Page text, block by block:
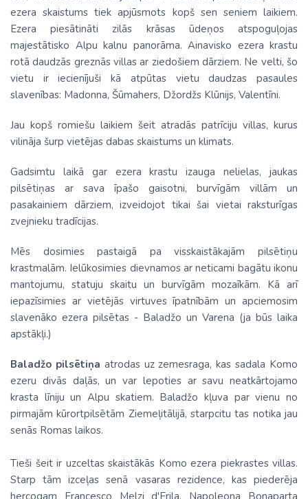
ezera skaistums tiek apjūsmots kopš sen seniem laikiem.
Ezera piesātināti zilās krāsas ūdeņos atspoguļojas
majestātisko Alpu kalnu panorāma. Ainavisko ezera krastu
rotā daudzās greznās villas ar ziedošiem dārziem. Ne velti, šo
vietu ir iecienījuši kā atpūtas vietu daudzas pasaules
slavenības: Madonna, Šūmahers, Džordžs Klūnijs, Valentīni.
Jau kopš romiešu laikiem šeit atradās patrīciju villas, kurus
vilināja šurp vietējas dabas skaistums un klimats.
Gadsimtu laikā gar ezera krastu izauga nelielas, jaukas
pilsētiņas ar sava īpašo gaisotni, burvīgām villām un
pasakainiem dārziem, izveidojot tikai šai vietai raksturīgas
zvejnieku tradīcijas.
Mēs dosimies pastaigā pa visskaistākajām pilsētiņu
krastmalām. Ielūkosimies dievnamos ar neticami bagātu ikonu
mantojumu, statuju skaitu un burvīgām mozaīkām. Kā arī
iepazīsimies ar vietējās virtuves īpatnībām un apciemosim
slavenāko ezera pilsētas - Baladžo un Varena (ja būs laika
apstākļi.)
Baladžo pilsētiņa atrodas uz zemesraga, kas sadala Komo
ezeru divās daļās, un var lepoties ar savu neatkārtojamo
krasta līniju un Alpu skatiem. Baladžo kļuva par vienu no
pirmajām kūrortpilsētām Ziemeļitālijā, starpcitu tas notika jau
senās Romas laikos.
Tieši šeit ir uzceltas skaistākās Komo ezera piekrastes villas.
Starp tām izceļas senā vasaras rezidence, kas piederēja
hercogam Francesco Melzi d'Erila, Napoleona Bonaparta